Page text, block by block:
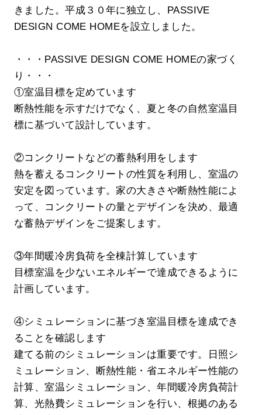
きました。平成３０年に独立し、PASSIVE
DESIGN COME HOMEを設立しました。
・・・PASSIVE DESIGN COME HOMEの家づく
り・・・
①室温目標を定めています
断熱性能を示すだけでなく、夏と冬の自然室温目
標に基づいて設計しています。
②コンクリートなどの蓄熱利用をします
熱を蓄えるコンクリートの性質を利用し、室温の
安定を図っています。家の大きさや断熱性能によ
って、コンクリートの量とデザインを決め、最適
な蓄熱デザインをご提案します。
③年間暖冷房負荷を全棟計算しています
目標室温を少ないエネルギーで達成できるように
計画しています。
④シミュレーションに基づき室温目標を達成でき
ることを確認します
建てる前のシミュレーションは重要です。日照シ
ミュレーション、断熱性能・省エネルギー性能の
計算、室温シミュレーション、年間暖冷房負荷計
算、光熱費シミュレーションを行い、根拠のある